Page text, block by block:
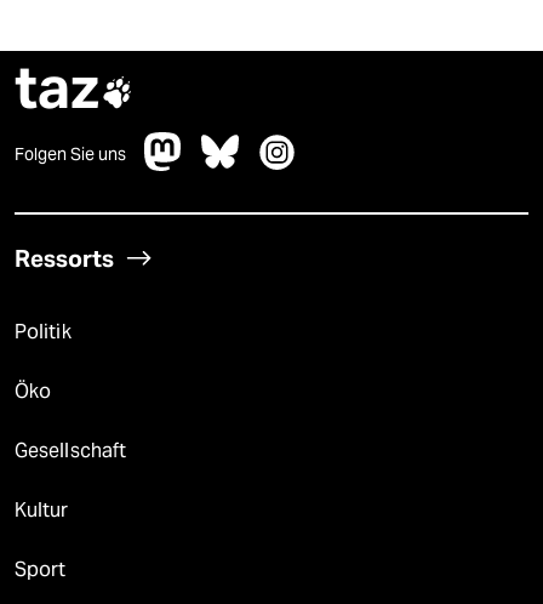
taz
Folgen Sie uns
Ressorts
Politik
Öko
Gesellschaft
Kultur
Sport